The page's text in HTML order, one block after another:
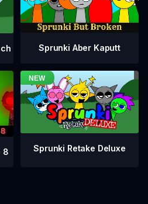
Sprunki Aber Kaputt
8 Sprunki Retake Deluxe